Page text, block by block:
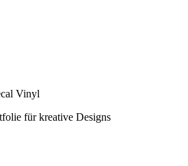
Vinyl
für kreative Designs